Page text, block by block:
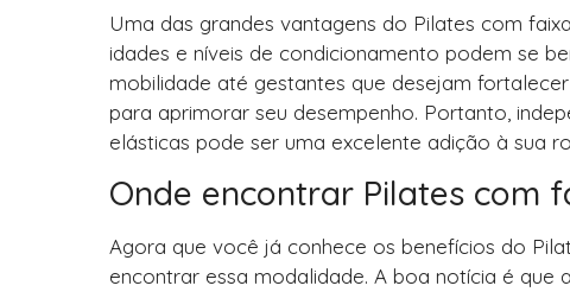
Uma das grandes vantagens do Pilates com
idades e níveis de condicionamento podem se
mobilidade até gestantes que desejam
para aprimorar seu desempenho. Portanto,
elásticas pode ser uma excelente adição à sua
Onde encontrar Pilates com
Agora que você já conhece os benefícios do
encontrar essa modalidade. A boa notícia é que